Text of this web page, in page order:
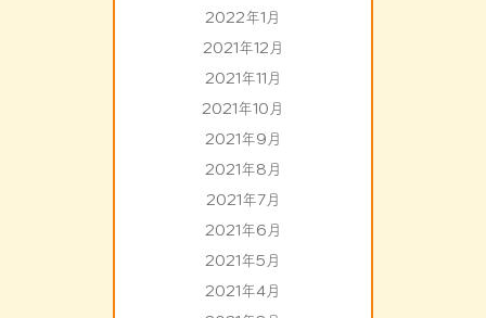
2022年1月
2021年12月
2021年11月
2021年10月
2021年9月
2021年8月
2021年7月
2021年6月
2021年5月
2021年4月